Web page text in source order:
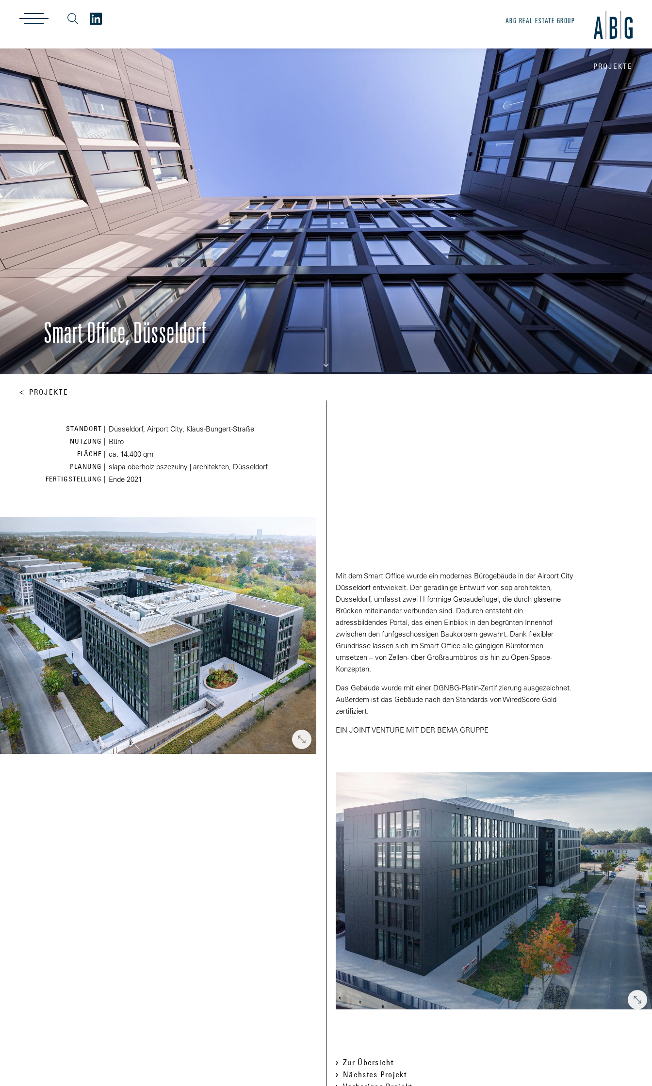
ABG REAL ESTATE GROUP
PROJEKTE
Smart Office, Düsseldorf
PROJEKTE
STANDORT | Düsseldorf, Airport City, Klaus-Bungert-Straße
NUTZUNG | Büro
FLÄCHE | ca. 14.400 qm
PLANUNG | slapa oberholz pszczulny | architekten, Düsseldorf
FERTIGSTELLUNG | Ende 2021
Mit dem Smart Office wurde ein modernes Bürogebäude in der Airport City
Düsseldorf entwickelt. Der geradlinige Entwurf von sop architekten,
Düsseldorf, umfasst zwei H-förmige Gebäudeflügel, die durch gläserne
Brücken miteinander verbunden sind. Dadurch entsteht ein
adressbildendes Portal, das einen Einblick in den begrünten Innenhof
zwischen den fünfgeschossigen Baukörpern gewährt. Dank flexibler
Grundrisse lassen sich im Smart Office alle gängigen Büroformen
umsetzen – von Zellen- über Großraumbüros bis hin zu Open-Space-
Konzepten.
Das Gebäude wurde mit einer DGNBG-Platin-Zertifizierung ausgezeichnet.
Außerdem ist das Gebäude nach den Standards von WiredScore Gold
zertifiziert.
EIN JOINT VENTURE MIT DER BEMA GRUPPE
Zur Übersicht
Nächstes Projekt